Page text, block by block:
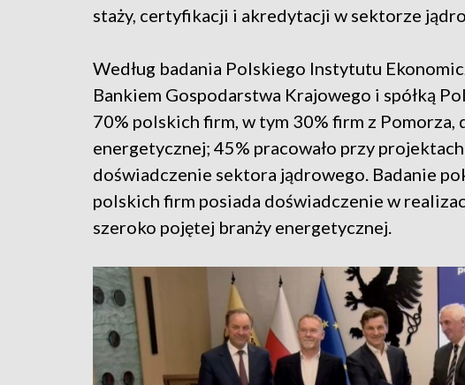
staży, certyfikacji i akredytacji w sektorze
Według badania Polskiego Instytutu
Bankiem Gospodarstwa Krajowego i spółką
70% polskich firm, w tym 30% firm z
energetycznej; 45% pracowało przy
doświadczenie sektora jądrowego. Badanie
polskich firm posiada doświadczenie w
szeroko pojętej branży energetycznej.